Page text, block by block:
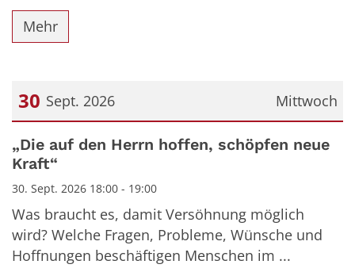
Mehr
Mittwoch
30 Sept. 2026
Datum: 30. September 2026
„Die auf den Herrn hoffen, schöpfen neue
Kraft“
30. Sept. 2026 18:00 - 19:00
Was braucht es, damit Versöhnung möglich
wird? Welche Fragen, Probleme, Wünsche und
Hoffnungen beschäftigen Menschen im ...